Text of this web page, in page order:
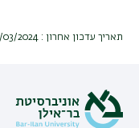
תאריך עדכון אחרון : 27/03/2024